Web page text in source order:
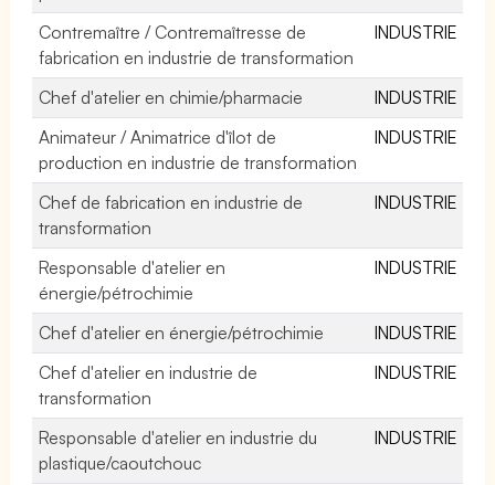
Contremaître / Contremaîtresse de
fabrication en industrie de transformation
INDUSTRIE
Chef d'atelier en chimie/pharmacie
INDUSTRIE
Animateur / Animatrice d'îlot de
production en industrie de transformation
INDUSTRIE
Chef de fabrication en industrie de
transformation
INDUSTRIE
Responsable d'atelier en
énergie/pétrochimie
INDUSTRIE
Chef d'atelier en énergie/pétrochimie
INDUSTRIE
Chef d'atelier en industrie de
transformation
INDUSTRIE
Responsable d'atelier en industrie du
plastique/caoutchouc
INDUSTRIE